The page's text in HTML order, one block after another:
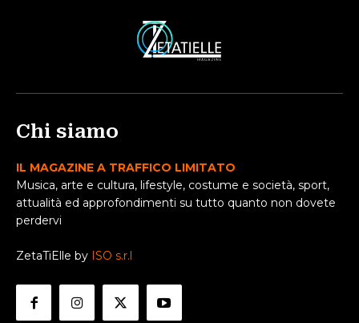
Chi siamo
IL MAGAZINE A TRAFFICO LIMITATO
Musica, arte e cultura, lifestyle, costume e società, sport,
attualità ed approfondimenti su tutto quanto non dovete
perdervi
ZetaTiElle by ISO s.r.l